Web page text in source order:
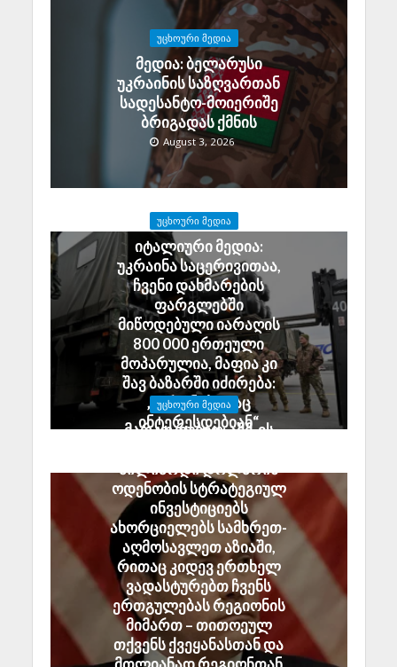
ᲣᲪᲮᲝᲣᲠᲘ ᲛᲔᲓᲘᲐ
მედია: ბელარუსი
უკრაინის საზღვართან
სადესანტო-მოიერიშე
ბრიგადას ქმნის
August 3, 2026
ᲣᲪᲮᲝᲣᲠᲘ ᲛᲔᲓᲘᲐ
იტალიური მედია:
უკრაინა საცერივითაა,
ჩვენი დახმარების
ფარგლებში
მიწოდებული იარაღის
800 000 ერთეული
მოპარულია, მაფია კი
შავ ბაზარში იძირება:
„დრონებითაც
ინტერესდებიან“
ᲣᲪᲮᲝᲣᲠᲘ ᲛᲔᲓᲘᲐ
მარკო რუბიო: აშშ-ის
მილიარდი დოლარის
ოდენობის სტრატეგიულ
ინვესტიციებს
ახორციელებს სამხრეთ-
აღმოსავლეთ აზიაში,
რითაც კიდევ ერთხელ
ვადასტურებთ ჩვენს
ერთგულებას რეგიონის
მიმართ – თითოეულ
თქვენს ქვეყანასთან და